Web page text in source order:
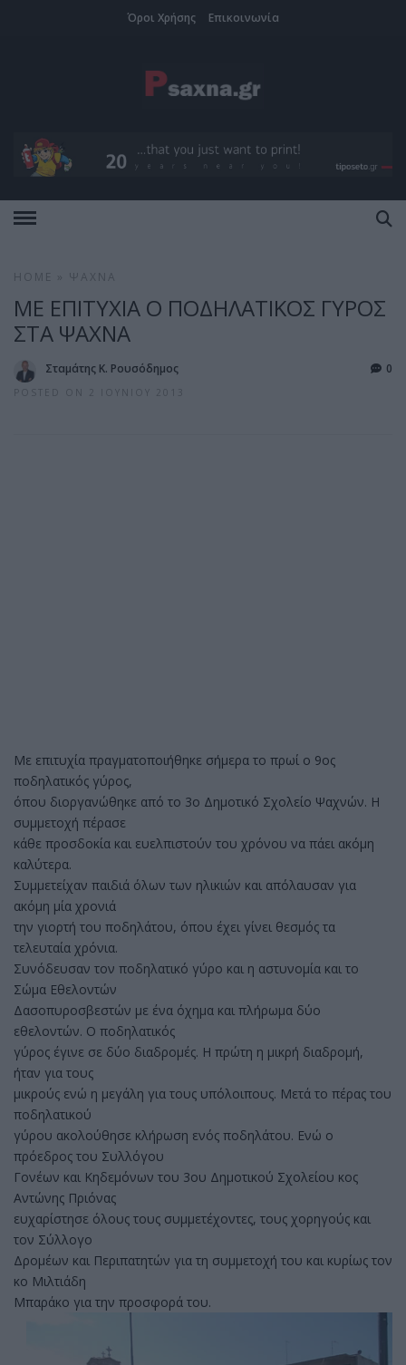
Όροι Χρήσης Επικοινωνία
HOME ΨΑΧΝΆ
ΜΕ ΕΠΙΤΥΧΙΑ Ο ΠΟΔΗΛΑΤΙΚΟΣ ΓΥΡΟΣ
ΣΤΑ ΨΑΧΝΑ
Σταμάτης Κ. Ρουσόδημος
POSTED ON 2 ΙΟΥΝΊΟΥ 2013
0
Με επιτυχία πραγματοποιήθηκε σήμερα το πρωί ο 9ος
ποδηλατικός γύρος,
όπου διοργανώθηκε από το 3ο Δημοτικό Σχολείο Ψαχνών. Η
συμμετοχή πέρασε
κάθε προσδοκία και ευελπιστούν του χρόνου να πάει ακόμη
καλύτερα.
Συμμετείχαν παιδιά όλων των ηλικιών και απόλαυσαν για
ακόμη μία χρονιά
την γιορτή του ποδηλάτου, όπου έχει γίνει θεσμός τα
τελευταία χρόνια.
Συνόδευσαν τον ποδηλατικό γύρο και η αστυνομία και το
Σώμα Εθελοντών
Δασοπυροσβεστών με ένα όχημα και πλήρωμα δύο
εθελοντών. Ο ποδηλατικός
γύρος έγινε σε δύο διαδρομές. Η πρώτη η μικρή διαδρομή,
ήταν για τους
μικρούς ενώ η μεγάλη για τους υπόλοιπους. Μετά το πέρας του
ποδηλατικού
γύρου ακολούθησε κλήρωση ενός ποδηλάτου. Ενώ ο
πρόεδρος του Συλλόγου
Γονέων και Κηδεμόνων του 3ου Δημοτικού Σχολείου κος
Αντώνης Πριόνας
ευχαρίστησε όλους τους συμμετέχοντες, τους χορηγούς και
τον Σύλλογο
Δρομέων και Περιπατητών για τη συμμετοχή του και κυρίως τον
κο Μιλτιάδη
Μπαράκο για την προσφορά του.